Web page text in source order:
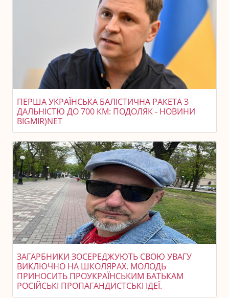
ПЕРША УКРАЇНСЬКА БАЛІСТИЧНА РАКЕТА З
ДАЛЬНІСТЮ ДО 700 КМ: ПОДОЛЯК - НОВИНИ
BIGMIR)NET
ЗАГАРБНИКИ ЗОСЕРЕДЖУЮТЬ СВОЮ УВАГУ
ВИКЛЮЧНО НА ШКОЛЯРАХ. МОЛОДЬ
ПРИНОСИТЬ ПРОУКРАЇНСЬКИМ БАТЬКАМ
РОСІЙСЬКІ ПРОПАГАНДИСТСЬКІ ІДЕЇ.